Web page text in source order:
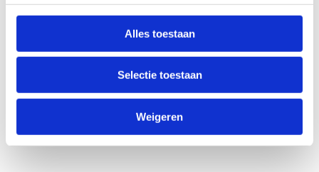
Alles toestaan
Selectie toestaan
Weigeren